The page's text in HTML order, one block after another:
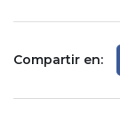
Compartir en: